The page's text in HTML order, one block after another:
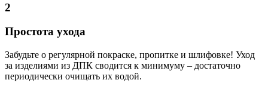
2
Простота ухода
Забудьте о регулярной покраске, пропитке и шлифовке! Уход
за изделиями из ДПК сводится к минимуму – достаточно
периодически очищать их водой.